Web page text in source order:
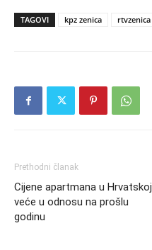
TAGOVI kpz zenica rtvzenica
Prethodni članak
Cijene apartmana u Hrvatskoj
veće u odnosu na prošlu
godinu